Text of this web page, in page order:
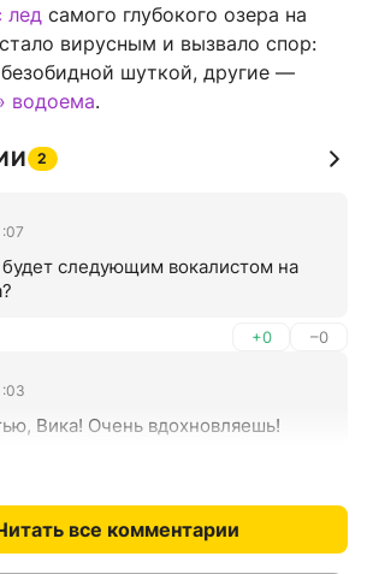
лед самого глубокого озера на
вирусным и вызвало спор:
шуткой, другие —
водоема.
2
следующим вокалистом на
+0 –0
Вика! Очень вдохновляешь!
все комментарии